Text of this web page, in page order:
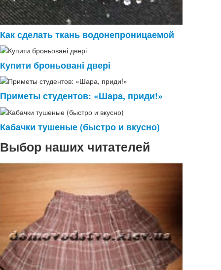
Как сделать ткань водонепроницаемой
Купити броньовані двері
Приметы студентов: «Шара, приди!»
Кабачки тушеные (быстро и вкусно)
Выбор наших читателей